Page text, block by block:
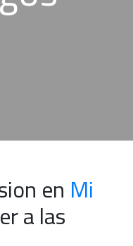
en Mi
a las